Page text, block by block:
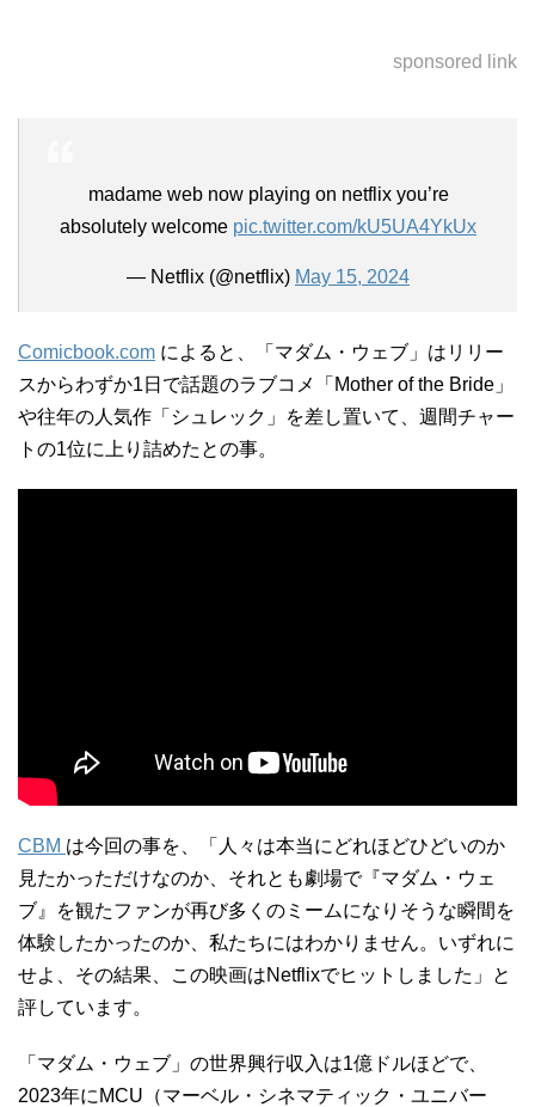
sponsored link
madame web now playing on netflix you’re
absolutely welcome pic.twitter.com/kU5UA4YkUx
— Netflix (@netflix) May 15, 2024
Comicbook.com によると、「マダム・ウェブ」はリリー
スからわずか1日で話題のラブコメ「Mother of the Bride」
や往年の人気作「シュレック」を差し置いて、週間チャー
トの1位に上り詰めたとの事。
CBM は今回の事を、「人々は本当にどれほどひどいのか
見たかっただけなのか、それとも劇場で『マダム・ウェ
ブ』を観たファンが再び多くのミームになりそうな瞬間を
体験したかったのか、私たちにはわかりません。いずれに
せよ、その結果、この映画はNetflixでヒットしました」と
評しています。
「マダム・ウェブ」の世界興行収入は1億ドルほどで、
2023年にMCU（マーベル・シネマティック・ユニバー